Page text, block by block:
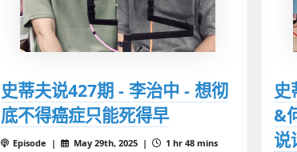
史蒂夫说427期 - 李治中 - 想彻
底不得癌症只能死得早
Episode | May 29th, 2025 |
1 hr 48 mins
史
&
说